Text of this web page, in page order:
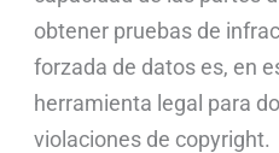
obtener pruebas de
forzada de datos es, en
herramienta legal para
violaciones de copyright.